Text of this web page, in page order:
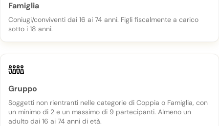
Famiglia
Coniugi/conviventi dai 16 ai 74 anni. Figli fiscalmente a carico
sotto i 18 anni.
Gruppo
Soggetti non rientranti nelle categorie di Coppia o Famiglia, con
un minimo di 2 e un massimo di 9 partecipanti. Almeno un
adulto dai 16 ai 74 anni di età.